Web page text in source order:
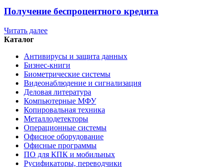
Получение беспроцентного кредита
Читать далее
Каталог
Антивирусы и защита данных
Бизнес-книги
Биометрические системы
Видеонаблюдение и сигнализация
Деловая литература
Компьютерные МФУ
Копировальная техника
Металлодетекторы
Операционные системы
Офисное оборудование
Офисные программы
ПО для КПК и мобильных
Русификаторы, переводчики